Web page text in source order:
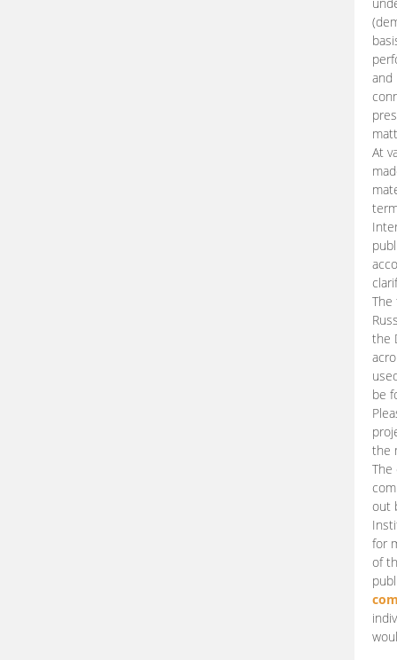
and
At
The
the
be
the
The
out
for
of